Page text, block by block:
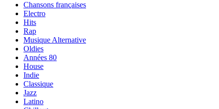
Chansons françaises
Electro
Hits
Rap
Musique Alternative
Oldies
Années 80
House
Indie
Classique
Jazz
Latino